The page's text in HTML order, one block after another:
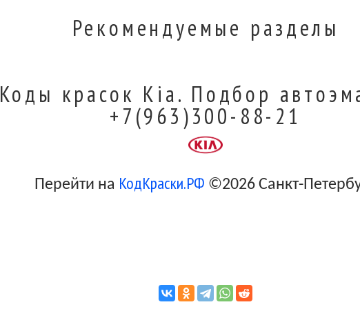
Рекомендуемые разделы
Коды красок Kia. Подбор
+7(963)300-88-21
Перейти на КодКраски.РФ ©2026 Санкт-